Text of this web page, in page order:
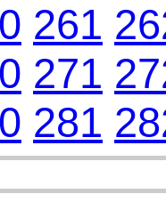
261
271
281